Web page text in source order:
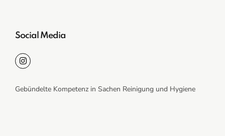
Social Media
Gebündelte Kompetenz in Sachen Reinigung und Hygiene